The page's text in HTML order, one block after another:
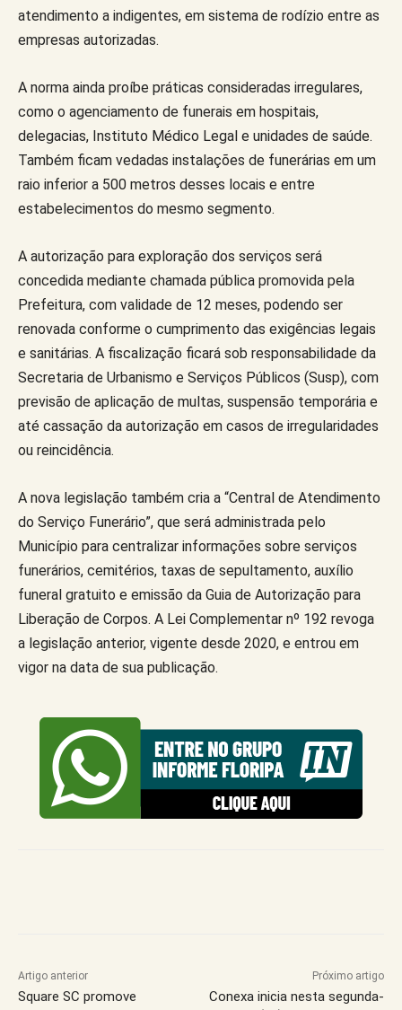
atendimento a indigentes, em sistema de rodízio entre as
empresas autorizadas.
A norma ainda proíbe práticas consideradas irregulares,
como o agenciamento de funerais em hospitais,
delegacias, Instituto Médico Legal e unidades de saúde.
Também ficam vedadas instalações de funerárias em um
raio inferior a 500 metros desses locais e entre
estabelecimentos do mesmo segmento.
A autorização para exploração dos serviços será
concedida mediante chamada pública promovida pela
Prefeitura, com validade de 12 meses, podendo ser
renovada conforme o cumprimento das exigências legais
e sanitárias. A fiscalização ficará sob responsabilidade da
Secretaria de Urbanismo e Serviços Públicos (Susp), com
previsão de aplicação de multas, suspensão temporária e
até cassação da autorização em casos de irregularidades
ou reincidência.
A nova legislação também cria a “Central de Atendimento
do Serviço Funerário”, que será administrada pelo
Município para centralizar informações sobre serviços
funerários, cemitérios, taxas de sepultamento, auxílio
funeral gratuito e emissão da Guia de Autorização para
Liberação de Corpos. A Lei Complementar nº 192 revoga
a legislação anterior, vigente desde 2020, e entrou em
vigor na data de sua publicação.
Artigo anterior
Square SC promove
Próximo artigo
Conexa inicia nesta segunda-